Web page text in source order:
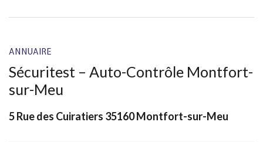
ANNUAIRE
Sécuritest – Auto-Contrôle Montfort-
sur-Meu
5 Rue des Cuiratiers 35160 Montfort-sur-Meu